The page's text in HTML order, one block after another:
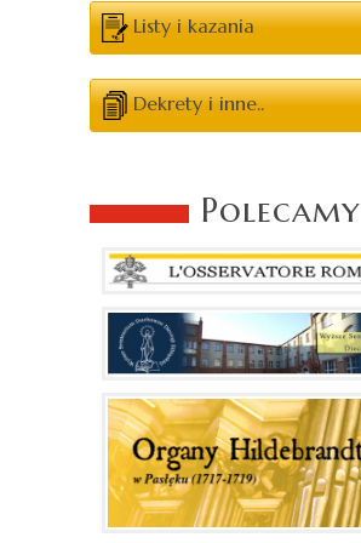
Listy i kazania
Dekrety i inne..
Polecamy